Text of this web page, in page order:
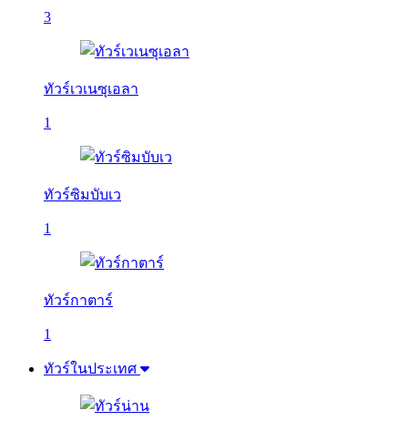
3
ทัวร์เวเนซุเอลา
1
ทัวร์ซิมบับเว
1
ทัวร์กาตาร์
1
ทัวร์ในประเทศ